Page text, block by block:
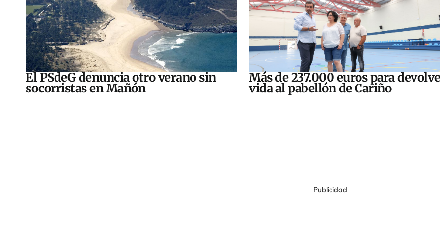
El PSdeG denuncia otro verano sin
socorristas en Mañón
Más de 237.000 euros para
vida al pabellón de Cariño
Publicidad